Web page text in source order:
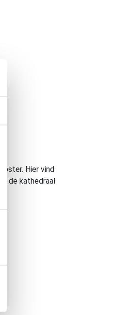
Hier vind
de kathedraal